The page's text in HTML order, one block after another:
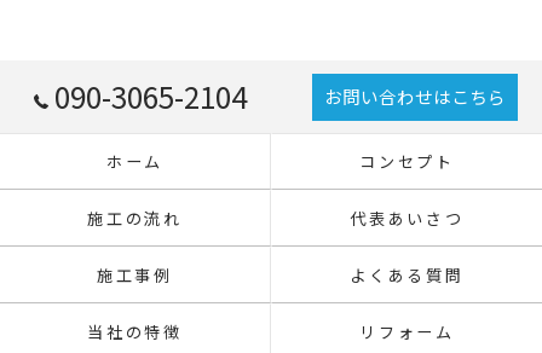
090-3065-2104 お問い合わせはこちら
ホーム コンセプト
施工の流れ 代表あいさつ
施工事例 よくある質問
当社の特徴 リフォーム